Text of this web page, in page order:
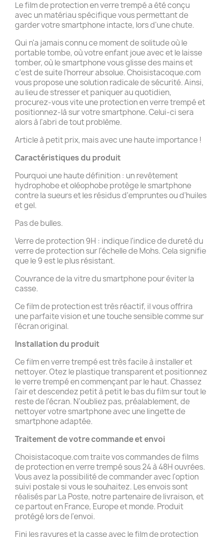
Le film de protection en verre trempé a été conçu
avec un matériau spécifique vous permettant de
garder votre smartphone intacte, lors d'une chute.
Qui n'a jamais connu ce moment de solitude où le
portable tombe, où votre enfant joue avec et le laisse
tomber, où le smartphone vous glisse des mains et
c'est de suite l'horreur absolue. Choisistacoque.com
vous propose une solution radicale de sécurité. Ainsi,
au lieu de stresser et paniquer au quotidien,
procurez-vous vite une protection en verre trempé et
positionnez-là sur votre smartphone. Celui-ci sera
alors à l'abri de tout problème.
Article à petit prix, mais avec une haute importance !
Caractéristiques du produit
Pourquoi une haute définition : un revêtement
hydrophobe et oléophobe protège le smartphone
contre la sueurs et les résidus d'empruntes ou d'huiles
et gel.
Pas de bulles.
Verre de protection 9H : indique l'indice de dureté du
verre de protection sur l'échelle de Mohs. Cela signifie
que le 9 est le plus résistant.
Couvrance de la vitre du smartphone pour éviter la
casse.
Ce film de protection est très réactif, il vous offrira
une parfaite vision et une touche sensible comme sur
l'écran original.
Installation du produit
Ce film en verre trempé est très facile à installer et
nettoyer. Otez le plastique transparent et positionnez
le verre trempé en commençant par le haut. Chassez
l'air et descendez petit à petit le bas du film sur tout le
reste de l'écran. N'oubliez pas, préalablement, de
nettoyer votre smartphone avec une lingette de
smartphone adaptée.
Traitement de votre commande etenvoi
Choisistacoque.com traite vos commandes de films
de protection en verre trempé sous 24 à 48H ouvrées.
Vous avez la possibilité de commander avec l'option
suivi postale si vous le souhaitez. Les envois sont
réalisés par La Poste, notre partenaire de livraison, et
ce partout en France, Europe et monde. Produit
protégé lors de l'envoi.
Fini les rayures et la casse avec le film de protection